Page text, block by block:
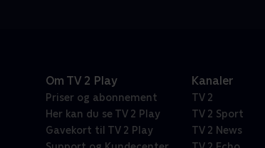
Om TV 2 Play
Priser og abonnement
Her kan du se TV 2 Play
Gavekort til TV 2 Play
Kanaler
TV 2
TV 2 Sport
TV 2 News